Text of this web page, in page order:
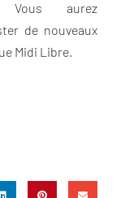
Vous aurez
de nouveaux
Midi Libre.